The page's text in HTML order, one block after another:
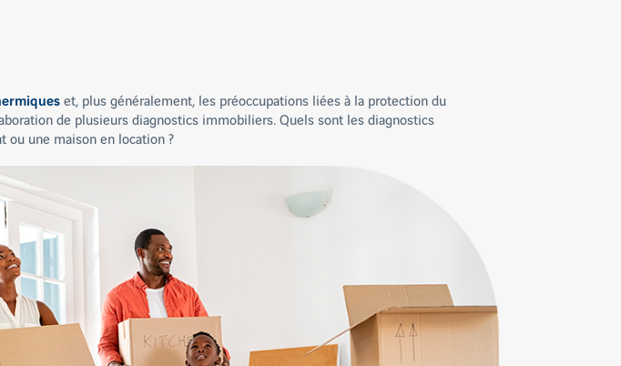
et, plus généralement, les préoccupations liées à la protection du
de plusieurs diagnostics immobiliers. Quels sont les diagnostics
ou une maison en location ?